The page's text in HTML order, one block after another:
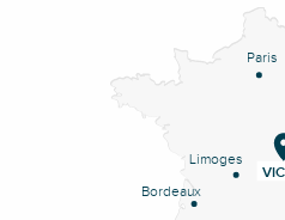
Paris
Limoges
Bordeaux